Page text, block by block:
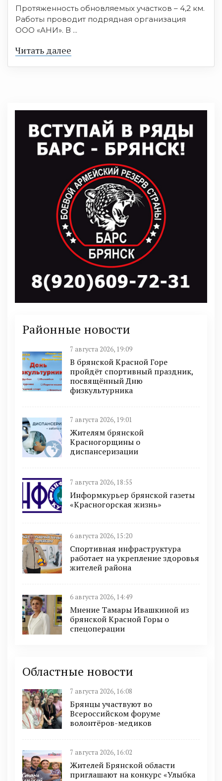
Протяженность обновляемых участков – 4,2 км.
Работы проводит подрядная организация
ООО «АНИ». В ...
Читать далее
Районные новости
7 августа 2026, 19:09
В брянской Красной Горе
пройдёт спортивный праздник,
посвящённый Дню
физкультурника
7 августа 2026, 19:01
Жителям брянской
Красногорщины о
диспансеризации
7 августа 2026, 18:55
Информкурьер брянской газеты
«Красногорская жизнь»
6 августа 2026, 15:20
Спортивная инфраструктура
работает на укрепление здоровья
жителей района
6 августа 2026, 14:49
Мнение Тамары Ивашкиной из
брянской Красной Горы о
спецоперации
Областные новости
7 августа 2026, 16:08
Брянцы участвуют во
Всероссийском форуме
волонтёров-медиков
7 августа 2026, 16:02
Жителей Брянской области
приглашают на конкурс «Улыбка